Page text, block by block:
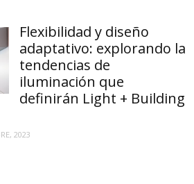
Flexibilidad y diseño
adaptativo: explorando la
tendencias de
iluminación que
definirán Light + Building
2023